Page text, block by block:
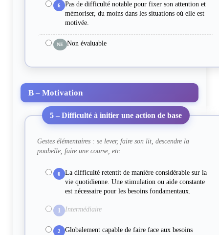
6
Pas de difficulté notable pour fixer son attention et
mémoriser, du moins dans les situations où elle est
motivée.
NE Non évaluable
B – Motivation
5 – Difficulté à initier une action de base
Gestes élémentaires : se lever, faire son lit, descendre la
poubelle, faire une course, etc.
0
La difficulté retentit de manière considérable sur la
vie quotidienne. Une stimulation ou aide constante
est nécessaire pour les besoins fondamentaux.
1 Intermédiaire
2
Globalement capable de faire face aux besoins